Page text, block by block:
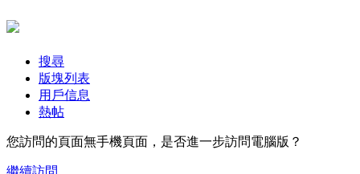
搜尋
版塊列表
用戶信息
熱帖
您訪問的頁面無手機頁面，是否進一步訪問電腦版？
繼續訪問